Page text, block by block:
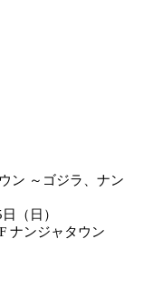
ン ～ゴジラ、ナン
（日）
ナンジャタウン